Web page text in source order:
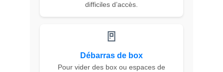
difficiles d’accès.
🚪
Débarras de box
Pour vider des box ou espaces de